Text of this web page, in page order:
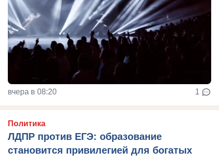
вчера в 08:20 1
Политика
ЛДПР против ЕГЭ: образование
становится привилегией для богатых